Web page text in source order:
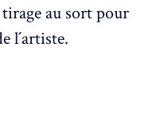
au sort pour
l´artiste.